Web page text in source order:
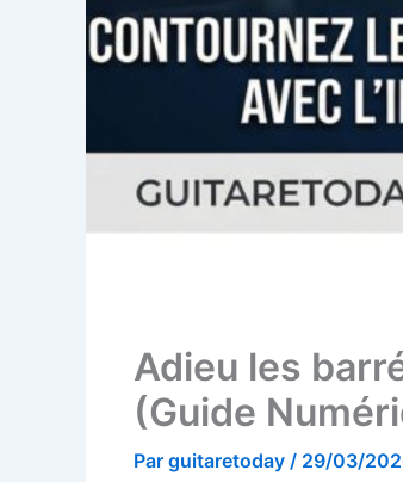
Adieu les
(Guide
Par guitaretoday / 29/03/